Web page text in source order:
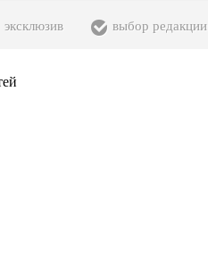
эксклюзив выбор редакции